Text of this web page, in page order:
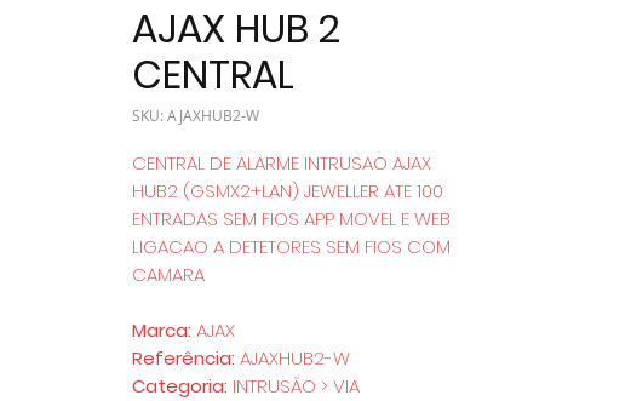
AJAX HUB 2
CENTRAL
SKU: AJAXHUB2-W
CENTRAL DE ALARME INTRUSAO AJAX
HUB2 (GSMX2+LAN) JEWELLER ATE 100
ENTRADAS SEM FIOS APP MOVEL E WEB
LIGACAO A DETETORES SEM FIOS COM
CAMARA
Marca: AJAX
Referência: AJAXHUB2-W
Categoria: INTRUSÃO > VIA